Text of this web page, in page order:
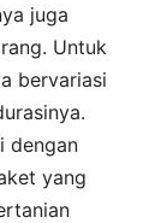
juga
Untuk
bervariasi
dengan
yang